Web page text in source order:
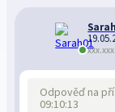
Odpověď na
09:10:13